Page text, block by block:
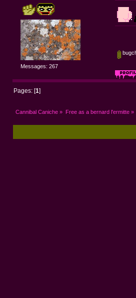
Messages: 267
Pages: [1
Cannibal Caniche » Free as a bernard l'ermitte»